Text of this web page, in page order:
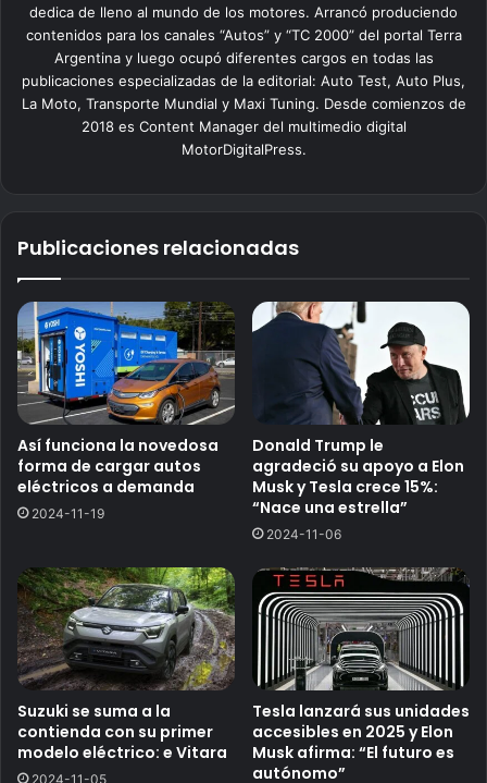
dedica de lleno al mundo de los motores. Arrancó produciendo
contenidos para los canales “Autos” y “TC 2000” del portal Terra
Argentina y luego ocupó diferentes cargos en todas las
publicaciones especializadas de la editorial: Auto Test, Auto Plus,
La Moto, Transporte Mundial y Maxi Tuning. Desde comienzos de
2018 es Content Manager del multimedio digital
MotorDigitalPress.
Publicaciones relacionadas
Así funciona la novedosa
forma de cargar autos
eléctricos a demanda
2024-11-19
Donald Trump le
agradeció su apoyo a Elon
Musk y Tesla crece 15%:
“Nace una estrella”
2024-11-06
Suzuki se suma a la
contienda con su primer
modelo eléctrico: e Vitara
2024-11-05
Tesla lanzará sus unidades
accesibles en 2025 y Elon
Musk afirma: “El futuro es
autónomo”